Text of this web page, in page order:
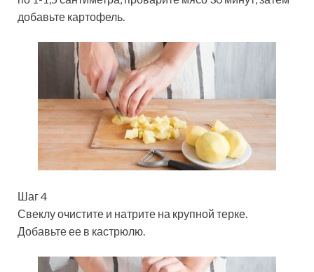
добавьте картофель.
Шаг 4
Свеклу очистите и натрите на крупной терке.
Добавьте ее в кастрюлю.